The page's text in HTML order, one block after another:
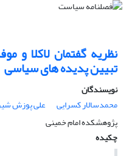
نظریه گفتمان لاکلا و
تبیین پدیده های سیاسی
نویسندگان
محمدسالار کسرایی
علی پوزش
پژوهشکده امام خمینی
چکیده